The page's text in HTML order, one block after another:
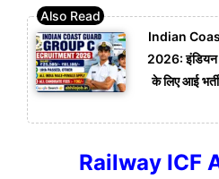
Indian
2026: इंडियन
के लिए आई
Railway ICF